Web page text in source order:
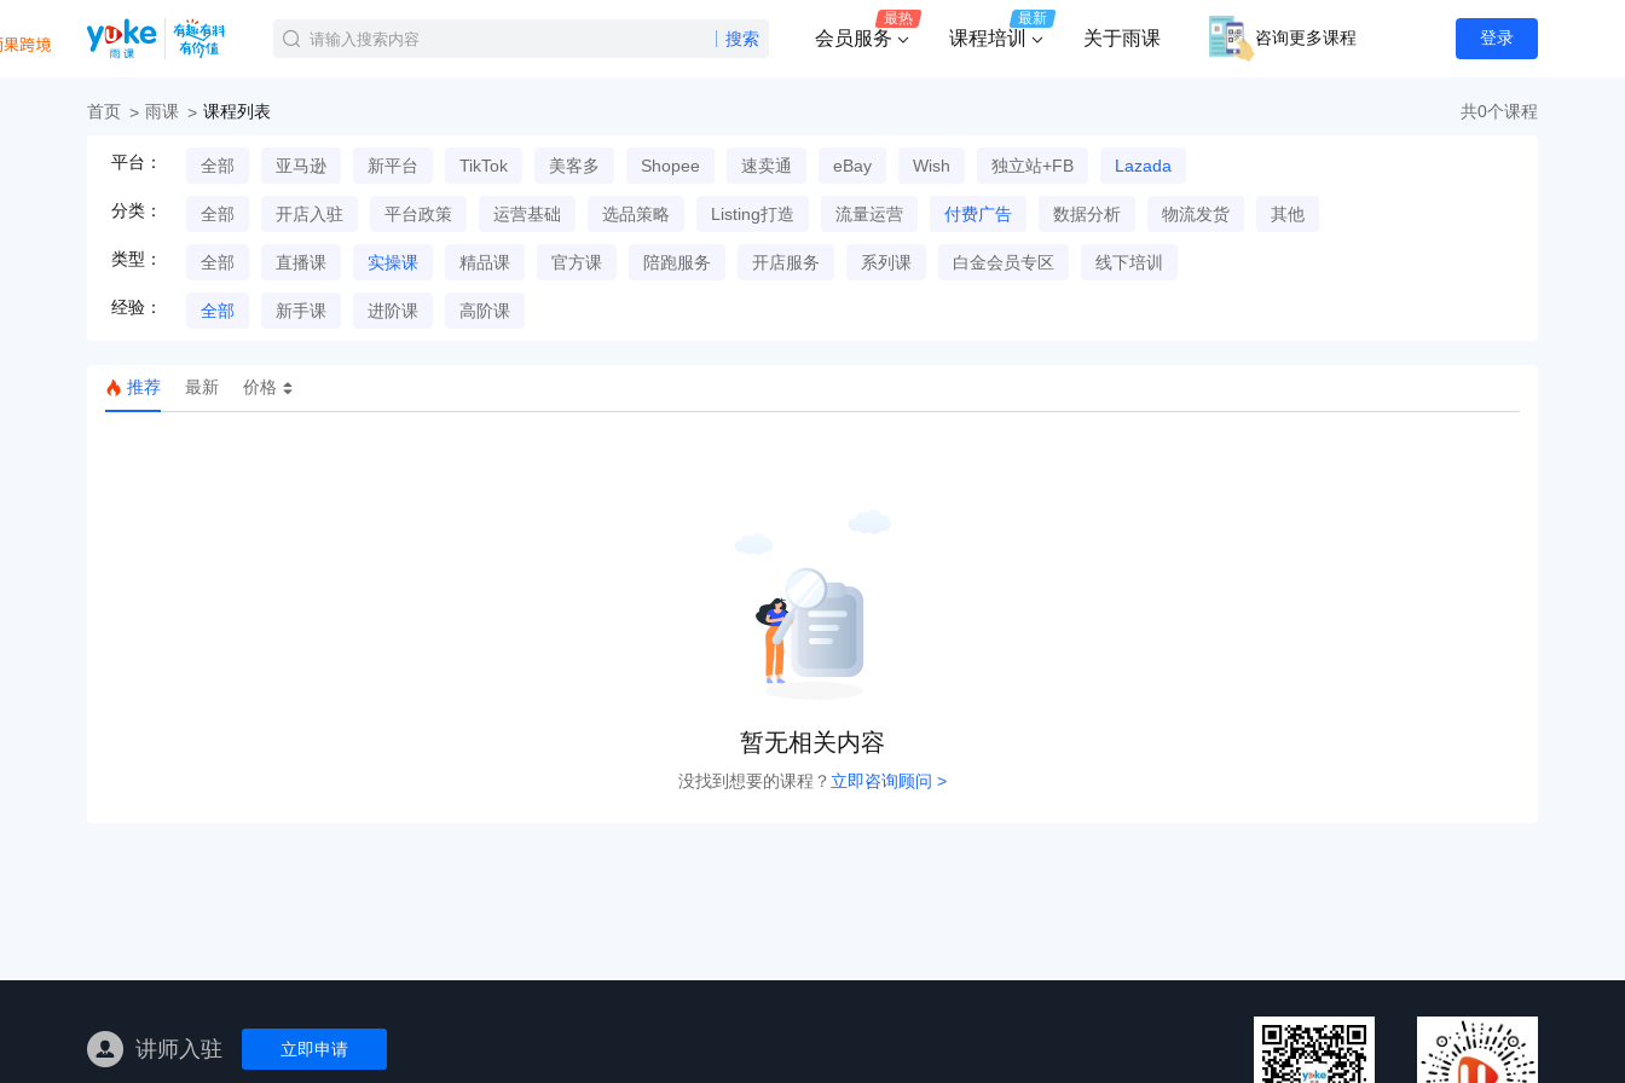
搜索 会员服务
最热
课程培训
最新
关于雨课 咨询更多课程 登录
首页 雨课 课程列表 共0个课程
平台： 全部 亚马逊 新平台 TikTok 美客多 Shopee 速卖通 eBay Wish 独立站+FB Lazada
分类： 全部 开店入驻 平台政策 运营基础 选品策略 Listing打造 流量运营 付费广告 数据分析 物流发货 其他
类型： 全部 直播课 实操课 精品课 官方课 陪跑服务 开店服务 系列课 白金会员专区 线下培训
经验： 全部 新手课 进阶课 高阶课
推荐 最新 价格
暂无相关内容
没找到想要的课程？ 立即咨询顾问 >
讲师入驻 立即申请